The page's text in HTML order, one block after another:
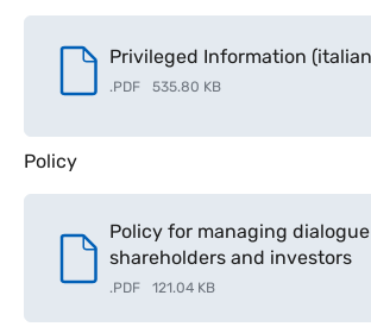
Privileged Information
.PDF 535.80 KB
Policy
Policy for managing
shareholders and investors
.PDF 121.04 KB